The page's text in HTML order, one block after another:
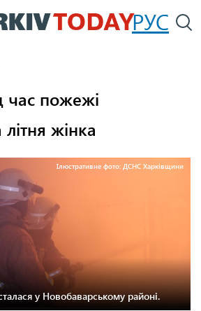
Перейти
до
РУС
час пожежі
жінка
Ілюстративне фото: ДСНС Харківщини
у Новобаварському районі.